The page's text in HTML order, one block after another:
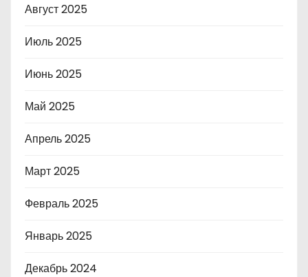
Август 2025
Июль 2025
Июнь 2025
Май 2025
Апрель 2025
Март 2025
Февраль 2025
Январь 2025
Декабрь 2024